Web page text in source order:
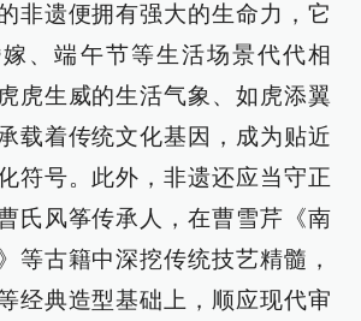
非遗便拥有强大的生命力，它
、端午节等生活场景代代相
虎生威的生活气象、如虎添翼
载着传统文化基因，成为贴近
符号。此外，非遗还应当守正
氏风筝传承人，在曹雪芹《南
等古籍中深挖传统技艺精髓，
经典造型基础上，顺应现代审